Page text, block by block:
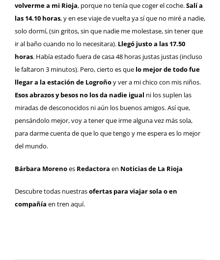
volverme a mi Rioja, porque no tenía que coger el coche.Salí a
las 14.10 horas, y en ese viaje de vuelta ya sí que no miré a nadie,
solo dormí, (sin gritos, sin que nadie me molestase, sin tener que
ir al baño cuando no lo necesitara). Llegó justo a las 17.50
horas. Había estado fuera de casa 48 horas justas justas (incluso
le faltaron 3 minutos). Pero, cierto es que lo mejor de todo fue
llegar a la estación de Logroñoy ver a mi chico con mis niños.
Esos abrazos y besos no los da nadie igual ni los suplen las
miradas de desconocidos ni aún los buenos amigos. Así que,
pensándolo mejor, voy a tener que irme alguna vez más sola,
para darme cuenta de que lo que tengo y me espera es lo mejor
del mundo.
Bárbara Morenoes Redactora en Noticias de La Rioja
Descubre todas nuestrasofertas para viajar sola o en
compañía en tren aquí.